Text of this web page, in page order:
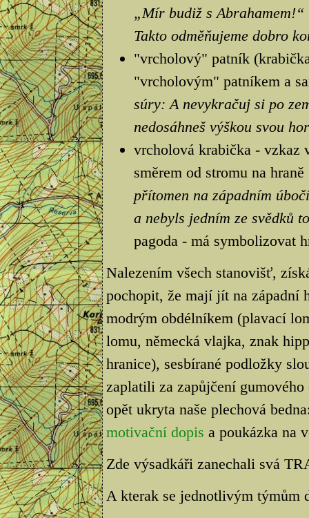
„Mír budiž s Abrahamem!“
Takto odměňujeme dobro
"vrcholový" patník
"vrcholovým" patníkem a
súry: A nevykračuj si po
nedosáhneš výškou svou
vrcholová krabička - vzkaz
směrem od stromu na
přítomen na západním
a nebyls jedním ze svědků
pagoda - má symbolizovat
Nalezením všech stanovišť,
pochopit, že mají jít na západní
modrým obdélníkem (plavací
lomu, německá vlajka, znak
hranice), sesbírané podložky
zaplatili za zapůjčení
opět ukryta naše plechová
motivační dopis a poukázka na
Zde výsadkáři zanechali svá
A kterak se jednotlivým týmům